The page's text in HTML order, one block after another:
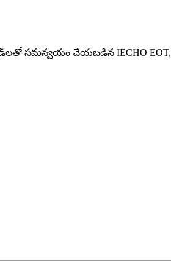
సమన్వయం చేయబడిన IECHO EOT,